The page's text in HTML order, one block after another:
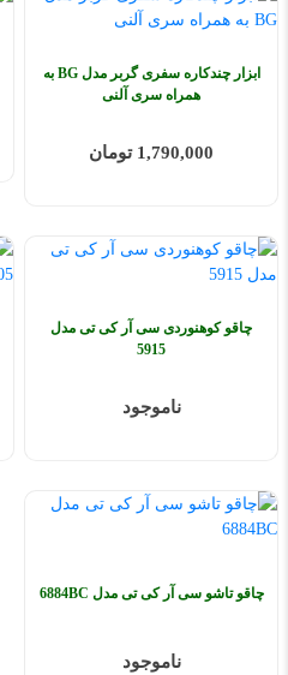
ابزار چندکاره سفری گربر مدل BG به
همراه سری آلنی
1,790,000 تومان
چاقو کوهنوردی سی آر کی تی مدل
5915
ناموجود
چاقو تاشو سی آر کی تی مدل 6884BC
ناموجود